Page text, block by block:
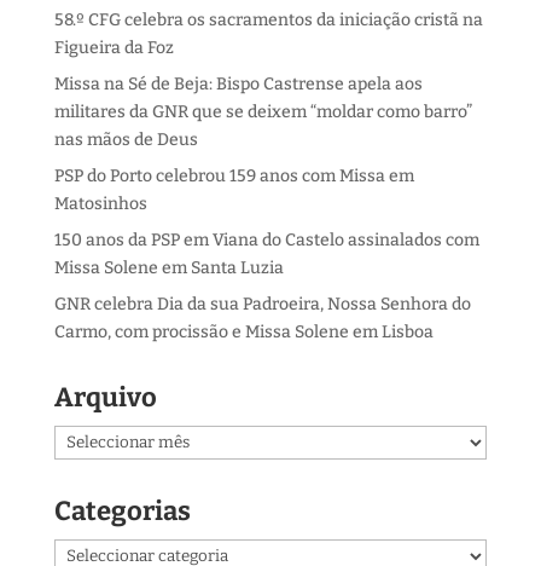
58.º CFG celebra os sacramentos da iniciação cristã na
Figueira da Foz
Missa na Sé de Beja: Bispo Castrense apela aos
militares da GNR que se deixem “moldar como barro”
nas mãos de Deus
PSP do Porto celebrou 159 anos com Missa em
Matosinhos
150 anos da PSP em Viana do Castelo assinalados com
Missa Solene em Santa Luzia
GNR celebra Dia da sua Padroeira, Nossa Senhora do
Carmo, com procissão e Missa Solene em Lisboa
Arquivo
Arquivo
Categorias
Categorias